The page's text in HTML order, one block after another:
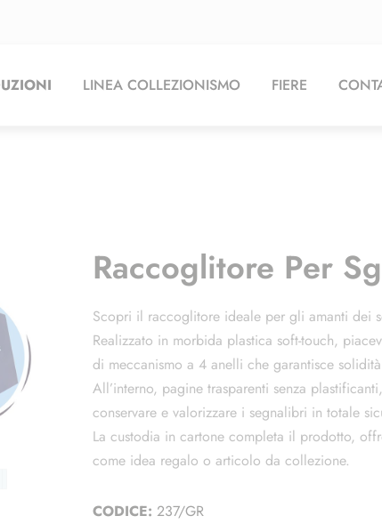
LINEA COLLEZIONISMO FIERE
Raccoglitore Per
Scopri il raccoglitore ideale per gli amanti dei
Realizzato in morbida plastica soft-touch,
di meccanismo a 4 anelli che garantisce
All’interno, pagine trasparenti senza
conservare e valorizzare i segnalibri in totale
La custodia in cartone completa il prodotto,
come idea regalo o articolo da collezione.
CODICE: 237/GR